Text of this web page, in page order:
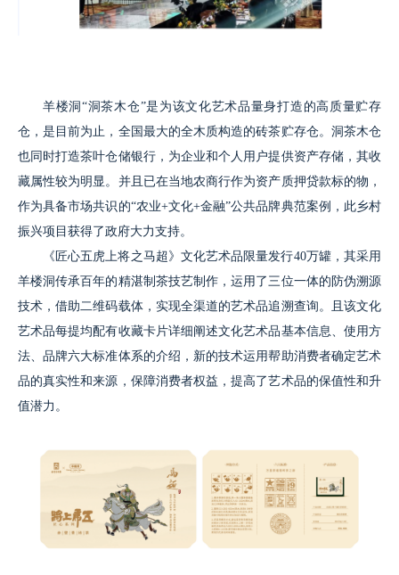
羊楼洞“洞茶木仓”是为该文化艺术品量身打造的高质量贮存
仓，是目前为止，全国最大的全木质构造的砖茶贮存仓。洞茶木仓
也同时打造茶叶仓储银行，为企业和个人用户提供资产存储，其收
藏属性较为明显。并且已在当地农商行作为资产质押贷款标的物，
作为具备市场共识的“农业+文化+金融”公共品牌典范案例，此乡村
振兴项目获得了政府大力支持。
《匠心五虎上将之马超》文化艺术品限量发行40万罐，其采用
羊楼洞传承百年的精湛制茶技艺制作，运用了三位一体的防伪溯源
技术，借助二维码载体，实现全渠道的艺术品追溯查询。且该文化
艺术品每提均配有收藏卡片详细阐述文化艺术品基本信息、使用方
法、品牌六大标准体系的介绍，新的技术运用帮助消费者确定艺术
品的真实性和来源，保障消费者权益，提高了艺术品的保值性和升
值潜力。